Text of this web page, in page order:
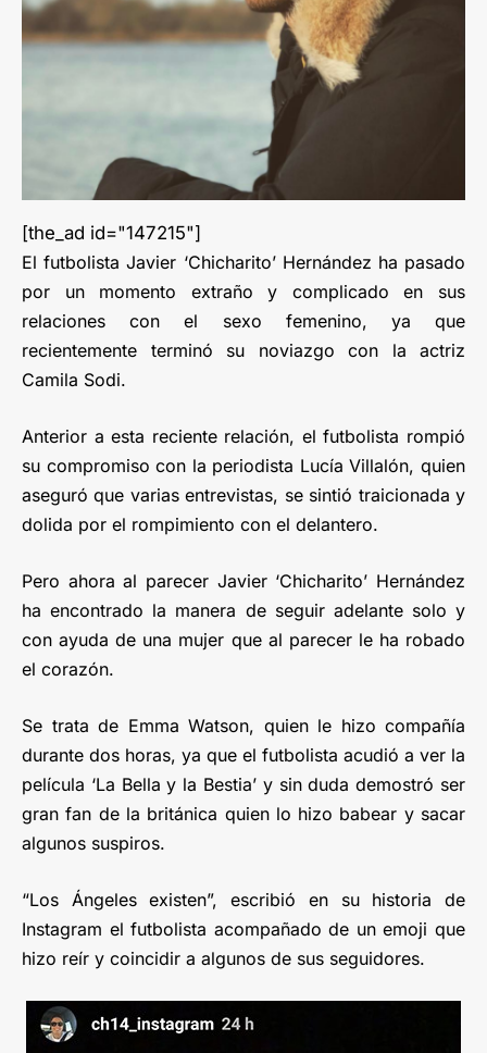
[the_ad id="147215"]
El futbolista Javier ‘Chicharito’ Hernández ha pasado
por un momento extraño y complicado en sus
relaciones con el sexo femenino, ya que
recientemente terminó su noviazgo con la actriz
Camila Sodi.
Anterior a esta reciente relación, el futbolista rompió
su compromiso con la periodista Lucía Villalón, quien
aseguró que varias entrevistas, se sintió traicionada y
dolida por el rompimiento con el delantero.
Pero ahora al parecer Javier ‘Chicharito’ Hernández
ha encontrado la manera de seguir adelante solo y
con ayuda de una mujer que al parecer le ha robado
el corazón.
Se trata de Emma Watson, quien le hizo compañía
durante dos horas, ya que el futbolista acudió a ver la
película ‘La Bella y la Bestia’ y sin duda demostró ser
gran fan de la británica quien lo hizo babear y sacar
algunos suspiros.
“Los Ángeles existen”, escribió en su historia de
Instagram el futbolista acompañado de un emoji que
hizo reír y coincidir a algunos de sus seguidores.